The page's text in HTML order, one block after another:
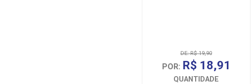
DE: R$ 19,90
POR: R$ 18,91
QUANTIDADE